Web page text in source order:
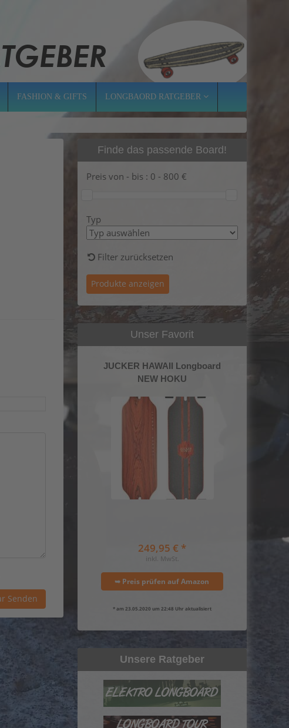
FASHION & GIFTS LONGBAORD RATGEBER
Finde das passende Board!
Preis von - bis : 0 - 800 €
Typ
Filter zurücksetzen
Unser Favorit
JUCKER HAWAII Longboard
NEW HOKU
249,95 € *
inkl. MwSt.
➥ Preis prüfen auf Amazon
* am 23.05.2020 um 22:48 Uhr aktualisiert
Unsere Ratgeber